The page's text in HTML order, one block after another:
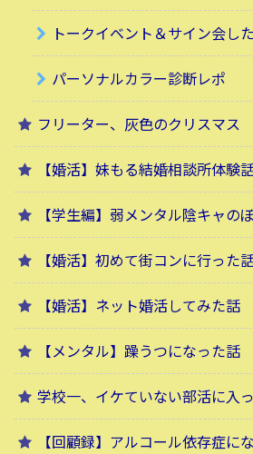
トークイベント＆サイン会した
パーソナルカラー診断レポ
フリーター、灰色のクリスマス
【婚活】妹もる結婚相談所体験
【学生編】弱メンタル陰キャの
【婚活】初めて街コンに行った
【婚活】ネット婚活してみた話
【メンタル】躁うつになった話
学校一、イケていない部活に入
【回顧録】アルコール依存症に